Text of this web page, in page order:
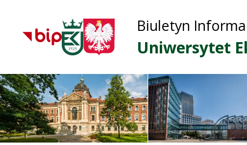
Biuletyn
Uniwersytet